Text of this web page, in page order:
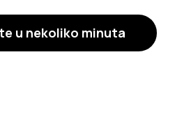
u nekoliko minuta